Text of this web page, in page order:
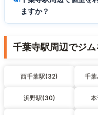
ますか？
千葉寺駅周辺でジ
西千葉駅(32) 千
浜野駅(30)